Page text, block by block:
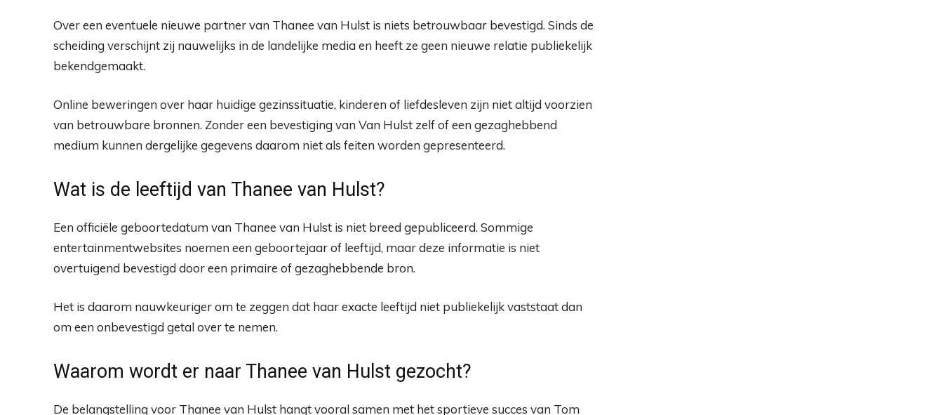
Over een eventuele nieuwe partner van Thanee van Hulst is niets betrouwbaar bevestigd. Sinds de
scheiding verschijnt zij nauwelijks in de landelijke media en heeft ze geen nieuwe relatie publiekelijk
bekendgemaakt.
Online beweringen over haar huidige gezinssituatie, kinderen of liefdesleven zijn niet altijd voorzien
van betrouwbare bronnen. Zonder een bevestiging van Van Hulst zelf of een gezaghebbend
medium kunnen dergelijke gegevens daarom niet als feiten worden gepresenteerd.
Wat is de leeftijd van Thanee van Hulst?
Een officiële geboortedatum van Thanee van Hulst is niet breed gepubliceerd. Sommige
entertainmentwebsites noemen een geboortejaar of leeftijd, maar deze informatie is niet
overtuigend bevestigd door een primaire of gezaghebbende bron.
Het is daarom nauwkeuriger om te zeggen dat haar exacte leeftijd niet publiekelijk vaststaat dan
om een onbevestigd getal over te nemen.
Waarom wordt er naar Thanee van Hulst gezocht?
De belangstelling voor Thanee van Hulst hangt vooral samen met het sportieve succes van Tom